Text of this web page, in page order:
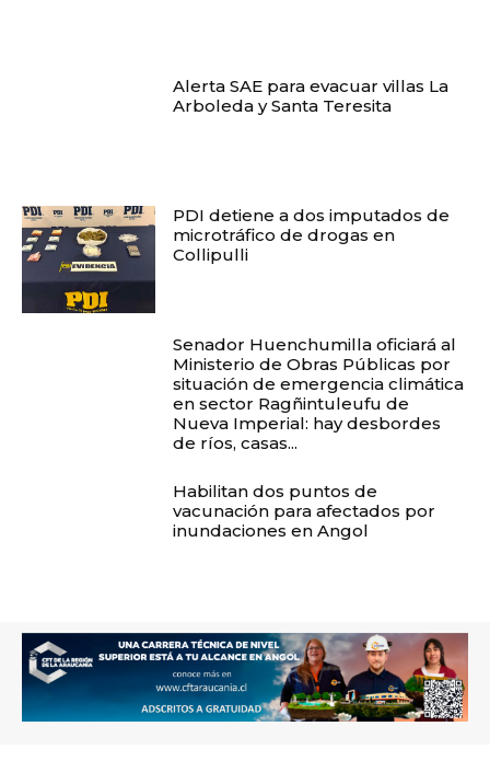
Alerta SAE para evacuar villas La
Arboleda y Santa Teresita
PDI detiene a dos imputados de
microtráfico de drogas en
Collipulli
Senador Huenchumilla oficiará al
Ministerio de Obras Públicas por
situación de emergencia climática
en sector Ragñintuleufu de
Nueva Imperial: hay desbordes
de ríos, casas...
Habilitan dos puntos de
vacunación para afectados por
inundaciones en Angol